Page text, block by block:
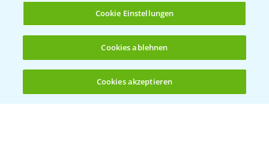
(noch 4)
Sonderkulturen
Verantwortung & Sorgfalt
PAMIRA - Packmittelrücknahme
Sammelstellen und Termine
Cookie Einstellungen
Cookies ablehnen
Cookies akzeptieren